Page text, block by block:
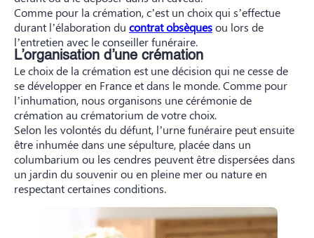
Comme pour la crémation, c’est un choix qui s’effectue
durant l’élaboration du contrat obsèquesou lors de
l’entretien avec le conseiller funéraire.
L’organisation d’une crémation
Le choix de la crémation est une décision qui ne cesse de
se développer en France et dans le monde. Comme pour
l’inhumation, nous organisons une cérémonie de
crémation au crématorium de votre choix.
Selon les volontés du défunt, l’urne funéraire peut ensuite
être inhumée dans une sépulture, placée dans un
columbarium ou les cendres peuvent être dispersées dans
un jardin du souvenir ou en pleine mer ou nature en
respectant certaines conditions.